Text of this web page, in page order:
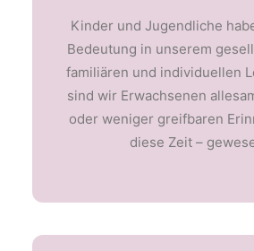
Kinder und Jugendliche
Bedeutung in unserem
familiären und individuellen
sind wir Erwachsenen
oder weniger greifbaren
diese Zeit –